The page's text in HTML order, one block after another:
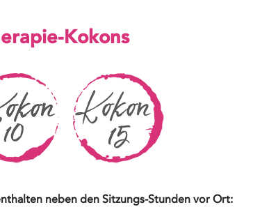
Kokons
neben den Sitzungs-Stunden vor Ort: